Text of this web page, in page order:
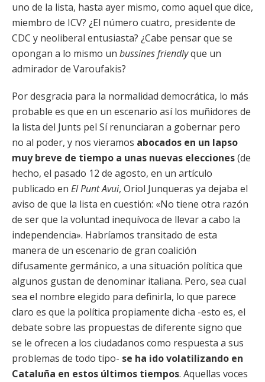
uno de la lista, hasta ayer mismo, como aquel que dice,
miembro de ICV? ¿El número cuatro, presidente de
CDC y neoliberal entusiasta? ¿Cabe pensar que se
opongan a lo mismo un bussines friendlyque un
admirador de Varoufakis?
Por desgracia para la normalidad democrática, lo más
probable es que en un escenario así los muñidores de
la lista del Junts pel Sí renunciaran a gobernar pero
no al poder, y nos vieramos abocados en un lapso
muy breve de tiempo a unas nuevas elecciones(de
hecho, el pasado 12 de agosto, en un artículo
publicado en El Punt Avui, Oriol Junqueras ya dejaba el
aviso de que la lista en cuestión: «No tiene otra razón
de ser que la voluntad inequívoca de llevar a cabo la
independencia». Habríamos transitado de esta
manera de un escenario de gran coalición
difusamente germánico, a una situación política que
algunos gustan de denominar italiana. Pero, sea cual
sea el nombre elegido para definirla, lo que parece
claro es que la política propiamente dicha -esto es, el
debate sobre las propuestas de diferente signo que
se le ofrecen a los ciudadanos como respuesta a sus
problemas de todo tipo- se ha ido volatilizando en
Cataluña en estos últimos tiempos. Aquellas voces